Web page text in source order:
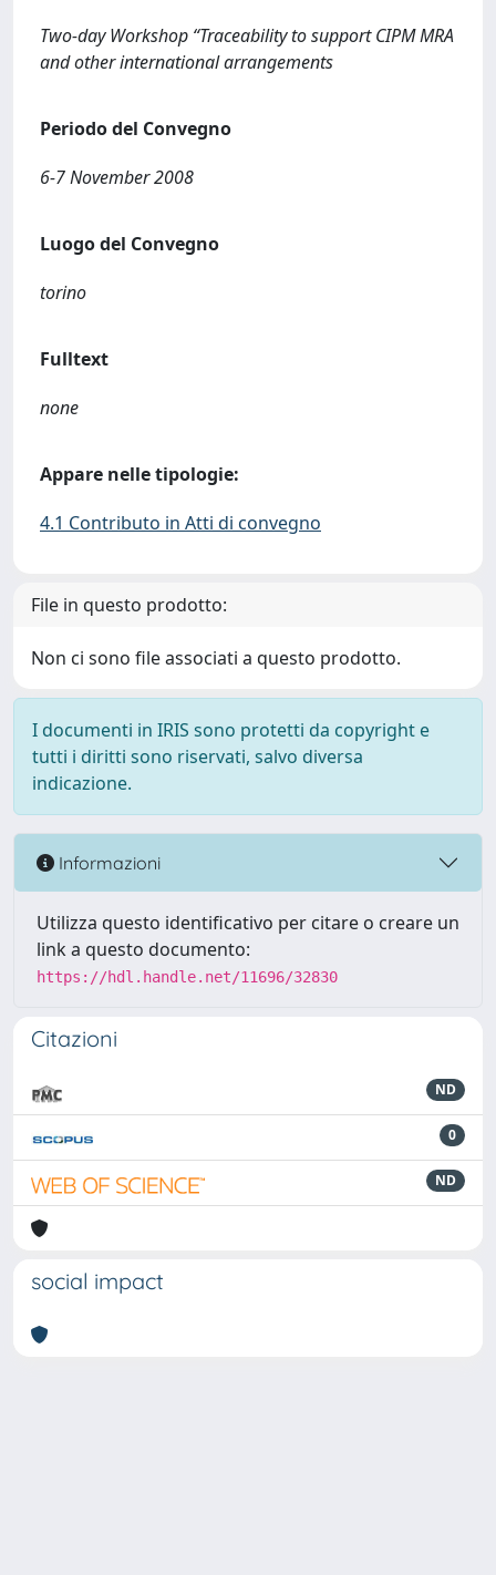
Two-day Workshop “Traceability to support CIPM MRA
and other international arrangements
Periodo del Convegno
6-7 November 2008
Luogo del Convegno
torino
Fulltext
none
Appare nelle tipologie:
4.1 Contributo in Atti di convegno
File in questo prodotto:
Non ci sono file associati a questo prodotto.
I documenti in IRIS sono protetti da copyright e
tutti i diritti sono riservati, salvo diversa
indicazione.
Informazioni
Utilizza questo identificativo per citare o creare un
link a questo documento:
https://hdl.handle.net/11696/32830
Citazioni
ND
0
ND
social impact